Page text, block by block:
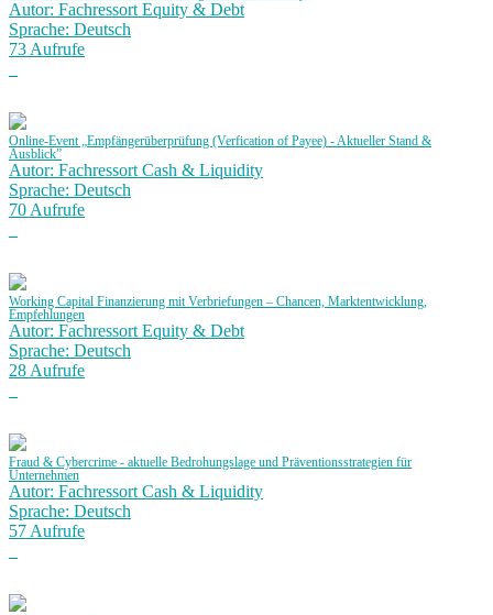
Autor: Fachressort Equity & Debt
Sprache: Deutsch
73 Aufrufe
Online-Event „Empfängerüberprüfung (Verfication of Payee) - Aktueller Stand &
Ausblick”
Autor: Fachressort Cash & Liquidity
Sprache: Deutsch
70 Aufrufe
Working Capital Finanzierung mit Verbriefungen – Chancen, Marktentwicklung,
Empfehlungen
Autor: Fachressort Equity & Debt
Sprache: Deutsch
28 Aufrufe
Fraud & Cybercrime - aktuelle Bedrohungslage und Präventionsstrategien für
Unternehmen
Autor: Fachressort Cash & Liquidity
Sprache: Deutsch
57 Aufrufe